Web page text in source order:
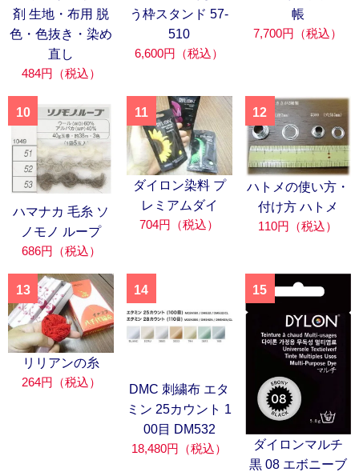
剤 生地・布用 脱
色・色抜き・染め
直し
484円（税込）
う枠スタンド 57-
510
6,600円（税込）
帳
7,700円（税込）
10
ハマナカ 毛糸 ソ
ノモノ ループ
686円（税込）
11
ダイロン染料 プ
レミアムダイ
704円（税込）
12
ハトメの使い方・
付け方 ハトメ
110円（税込）
13
リリアンの糸
264円（税込）
14
DMC 刺繍布 エタ
ミン 25カウント 1
00目 DM532
18,480円（税込）
15
ダイロンマルチ
黒 08 エボニーブ